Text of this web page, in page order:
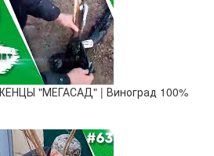
"МЕГАСАД" | Виноград 100%